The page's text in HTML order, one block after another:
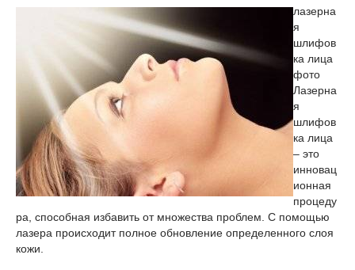
лазерна
я
шлифов
ка лица
фото
Лазерна
я
шлифов
ка лица
– это
инновац
ионная
процеду
ра, способная избавить от множества проблем. С помощью
лазера происходит полное обновление определенного слоя
кожи.